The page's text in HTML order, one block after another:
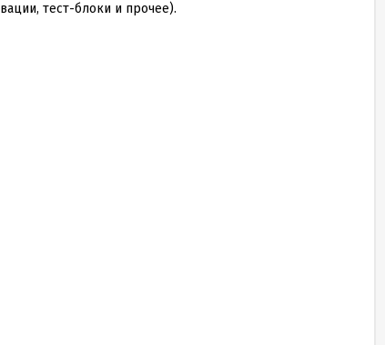
тест-блоки и прочее).